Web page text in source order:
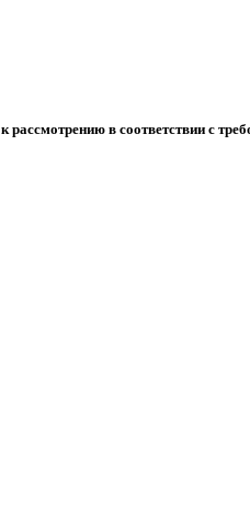
к рассмотрению в соответствии с